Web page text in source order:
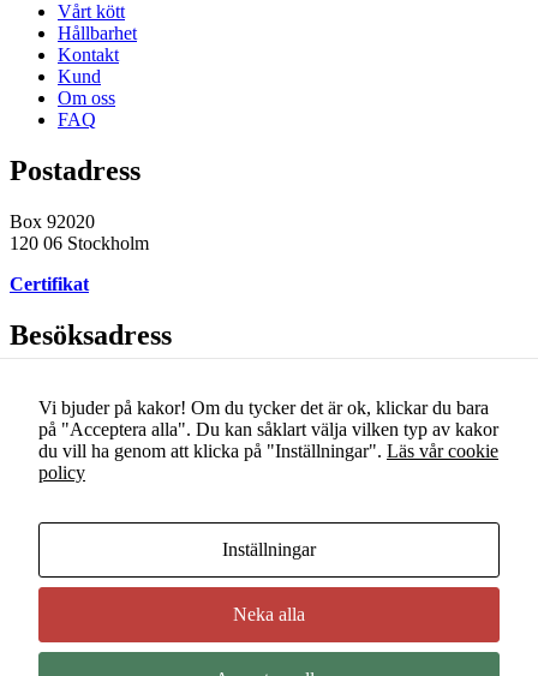
Vårt kött
Hållbarhet
Kontakt
Kund
Om oss
FAQ
Postadress
Box 92020
120 06 Stockholm
Certifikat
Besöksadress
131 54 Sickla
Kontakt
info@norvida.se
Org. nummer
Vi bjuder på kakor! Om du tycker det är ok, klickar du bara
på "Acceptera alla". Du kan såklart välja vilken typ av kakor
du vill ha genom att klicka på "Inställningar". Läs vår cookie
policy
Inställningar
Neka alla